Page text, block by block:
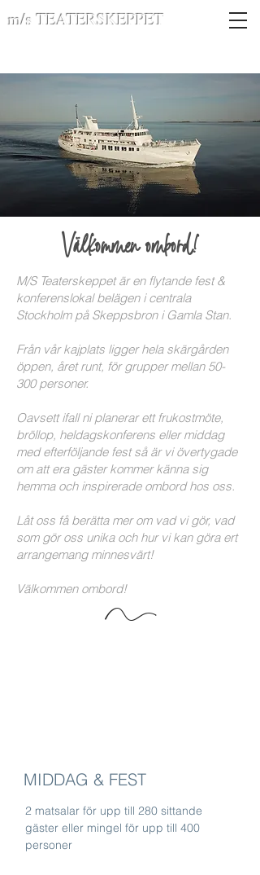
m/s TEATERSKEPPET
Välkommen ombord!
M/S Teaterskeppet är en flytande fest &
konferenslokal belägen i centrala
Stockholm på Skeppsbron i Gamla Stan.
Från vår kajplats ligger hela skärgården
öppen, året runt, för grupper mellan 50-
300 personer.
Oavsett ifall ni planerar ett frukostmöte,
bröllop, heldagskonferens eller middag
med efterföljande fest så är vi övertygade
om att era gäster kommer känna sig
hemma och inspirerade ombord hos oss.
Låt oss få berätta mer om vad vi gör, vad
som gör oss unika och hur vi kan göra ert
arrangemang minnesvärt!
Välkommen ombord!
N
MIDDAG & FEST
2 matsalar för upp till 280 sittande
gäster eller mingel för upp till 400
personer